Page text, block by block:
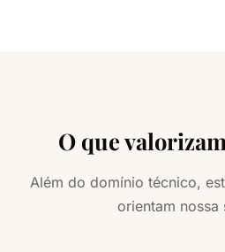
O que
Além do domínio técnico,
orientam nossa